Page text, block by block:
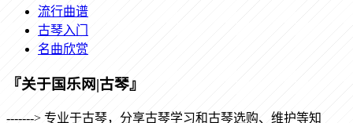
流行曲谱
古琴入门
名曲欣赏
『关于国乐网|古琴』
-------> 专业于古琴，分享古琴学习和古琴选购、维护等知